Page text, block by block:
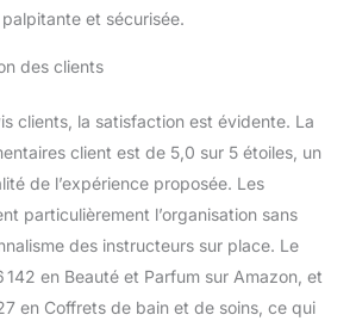
et sécurisée.
des clients
clients, la satisfaction est évidente. La
client est de 5,0 sur 5 étoiles, un
de l’expérience proposée. Les
particulièrement l’organisation sans
des instructeurs sur place. Le
en Beauté et Parfum sur Amazon, et
en Coffrets de bain et de soins, ce qui